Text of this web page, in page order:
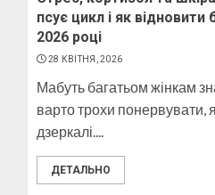
псує цикл і як відновити
2026 році
28 КВІТНЯ, 2026
Мабуть багатьом жінкам
варто трохи понервувати,
дзеркалі....
ДЕТАЛЬНО